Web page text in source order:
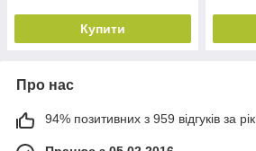
Купити
Про нас
94% позитивних з 959 відгуків за рік